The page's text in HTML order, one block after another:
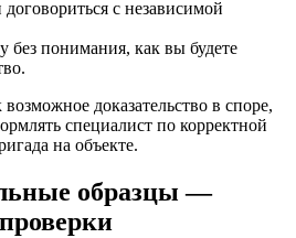
с независимой
без понимания, как вы будете
доказательство в споре,
специалист по корректной
на объекте.
образцы —